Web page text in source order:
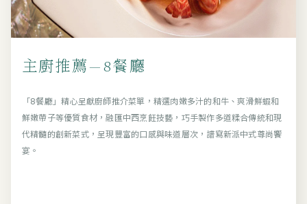
主廚推薦—8餐廳
「8餐廳」精心呈獻廚師推介菜單，精選肉嫩多汁的和牛、爽滑鮮蝦和
鮮嫩帶子等優質食材，融匯中西烹飪技藝，巧手製作多道糅合傳統和現
代精髓的創新菜式，呈現豐富的口感與味道層次，譜寫新派中式尊尚饗
宴。